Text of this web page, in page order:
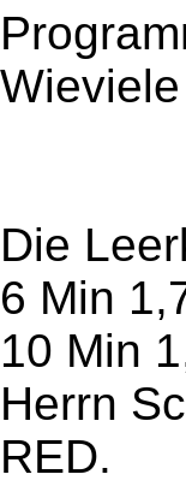
Die
6 Min
10 Min
Herrn
RED.